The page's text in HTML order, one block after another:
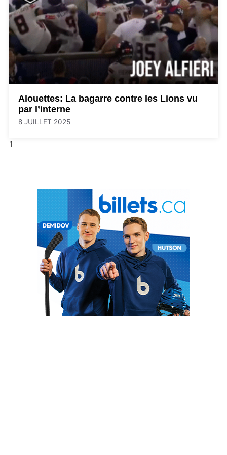
Alouettes: La bagarre contre les Lions vu
par l’interne
8 JUILLET 2025
1